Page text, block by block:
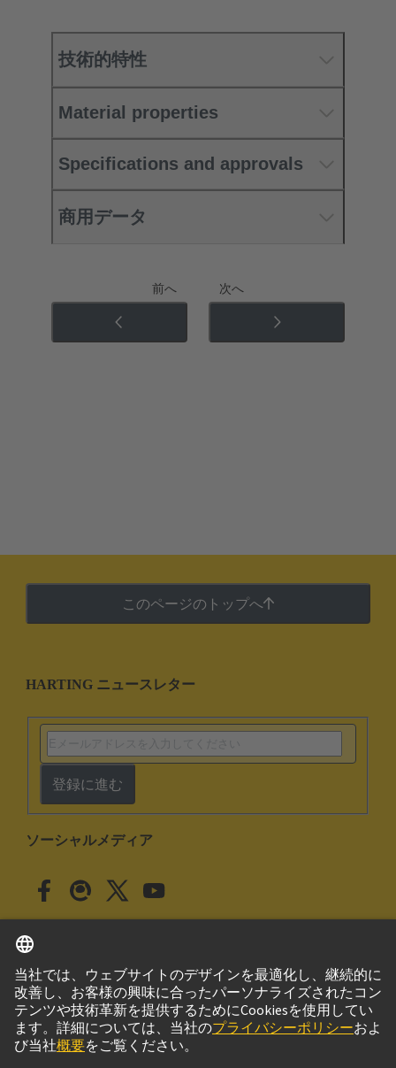
技術的特性
Material properties
Specifications and approvals
商用データ
前へ 次へ
このページのトップへ
HARTING ニュースレター
登録に進む
ソーシャルメディア
日本 日本語
© ハーティング株式会社